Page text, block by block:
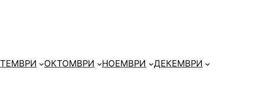
ОКТОМВРИ НОЕМВРИ
ДЕКЕМВРИ